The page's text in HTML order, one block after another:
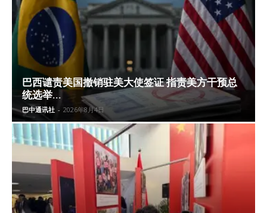
巴西谴责美国撤销驻美大使签证 指责美方干预总
统选举...
巴中通讯社 - 2026年8月4日